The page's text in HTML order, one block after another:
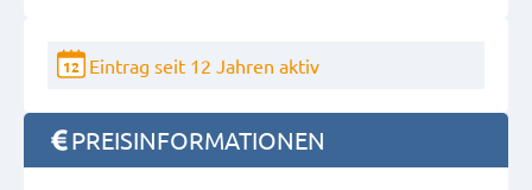
12 Eintrag seit 12 Jahren aktiv
PREISINFORMATIONEN